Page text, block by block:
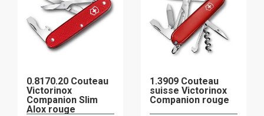
0.8170.20 Couteau
Victorinox
Companion Slim
Alox rouge
1.3909 Couteau
suisse Victorinox
Companion rouge